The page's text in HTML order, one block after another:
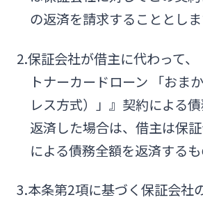
の返済を請求することとしま
2.保証会社が借主に代わって
トナーカードローン 「おま
レス方式）」』契約による
返済した場合は、借主は保
による債務全額を返済するも
3.本条第2項に基づく保証会社